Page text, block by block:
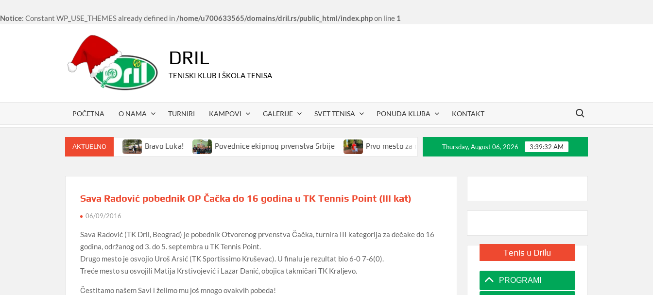
Notice: Constant WP_USE_THEMES already defined in/home/u700633565/domains/dril.rs/public_html/index.phpon line 1
DRIL
TENISKI KLUB I ŠKOLA TENISA
POČETNA O NAMA TURNIRI KAMPOVI GALERIJE SVET TENISA PONUDA KLUBA KONTAKT
Search for:
AKTUELNO
kampovi i u 2024. godini Bravo Luka! Povednice ekipnog prvenstva Srbije Prvo mesto za našeg Petra Rakovića 30 godina Dril-a
Thursday, August 06, 2026 3:39:32 AM
Sava Radović pobednik OP Čačka do 16 godina u TK Tennis Point (III kat)
06/09/2016
Sava Radović (TK Dril, Beograd) je pobednik Otvorenog prvenstva Čačka, turnira III kategorija za dečake do 16
godina, održanog od 3. do 5. septembra u TK Tennis Point.
Drugo mesto je osvojio Uroš Arsić (TK Sportissimo Kruševac). U finalu je rezultat bio 6-0 7-6(0).
Treće mesto su osvojili Matija Krstivojević i Lazar Danić, obojica takmičari TK Kralјevo.
Čestitamo našem Savi i želimo mu još mnogo ovakvih pobeda!
Tenis u Drilu
PROGRAMI